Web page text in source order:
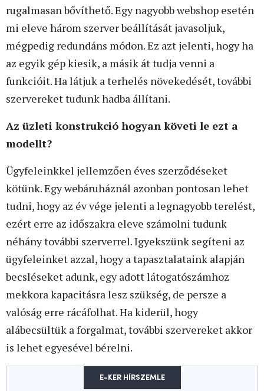
rugalmasan bővíthető. Egy nagyobb webshop esetén
mi eleve három szerver beállítását javasoljuk,
mégpedig redundáns módon. Ez azt jelenti, hogy ha
az egyik gép kiesik, a másik át tudja venni a
funkcióit. Ha látjuk a terhelés növekedését, további
szervereket tudunk hadba állítani.
Az üzleti konstrukció hogyan követi le ezt a
modellt?
Ügyfeleinkkel jellemzően éves szerződéseket
kötünk. Egy webáruháznál azonban pontosan lehet
tudni, hogy az év vége jelenti a legnagyobb terelést,
ezért erre az időszakra eleve számolni tudunk
néhány további szerverrel. Igyekszünk segíteni az
ügyfeleinket azzal, hogy a tapasztalataink alapján
becsléseket adunk, egy adott látogatószámhoz
mekkora kapacitásra lesz szükség, de persze a
valóság erre rácáfolhat. Ha kiderül, hogy
alábecsültük a forgalmat, további szervereket akkor
is lehet egyesével bérelni.
E-KER HÍRSZEMLE